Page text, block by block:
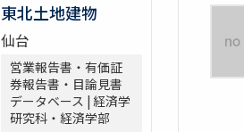
東北土地建物
仙台
営業報告書・有価証
券報告書・目論見書
データベース | 経済学
研究科・経済学部